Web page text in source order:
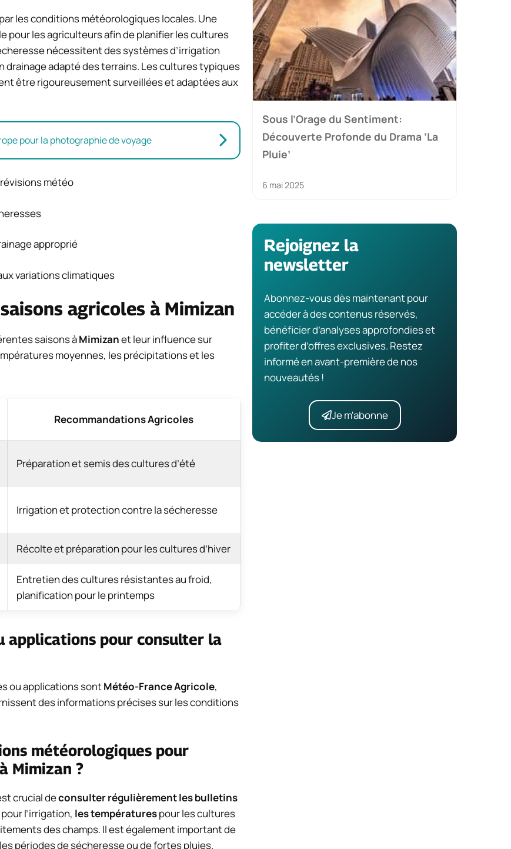
les conditions météorologiques locales. Une
pour les agriculteurs afin de planifier les cultures
nécessitent des systèmes d’irrigation
drainage adapté des terrains. Les cultures typiques
être rigoureusement surveillées et adaptées aux
pour la photographie de voyage
météo
approprié
variations climatiques
agricoles à Mimizan
saisons àMimizanet leur influence sur
moyennes, les précipitations et les
Recommandations Agricoles
Préparation et semis des cultures d’été
Irrigation et protection contre la sécheresse
Récolte et préparation pour les cultures d’hiver
Entretien des cultures résistantes au froid,
planification pour le printemps
applications pour consulter la
ou applications sontMétéo-France Agricole,
des informations précises sur les conditions
météorologiques pour
Mimizan ?
crucial deconsulter régulièrement les bulletins
pour l’irrigation, les températurespour les cultures
des champs. Il est également important de
périodes de sécheresse ou de fortes pluies.
Sous l’Orage du Sentiment:
Découverte Profonde du Drama ‘La
Pluie’
6 mai 2025
Rejoignez la
newsletter
Abonnez-vous dès maintenant pour
accéder à des contenus réservés,
bénéficier d’analyses approfondies et
profiter d’offres exclusives. Restez
informé en avant-première de nos
nouveautés !
Je m'abonne